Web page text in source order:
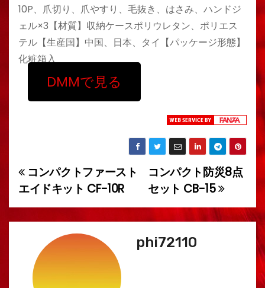
10P、爪切り、爪やすり、毛抜き、はさみ、ハンドジ
ェル×3【材質】収納ケースポリウレタン、ポリエス
テル【生産国】中国、日本、タイ【パッケージ形態】
化粧箱入
DMMで見る
投
稿
ナ
ゲ
コンパクト防災8点
セット CB-15
コンパクトファースト
エイドキット CF-10R
phi72110